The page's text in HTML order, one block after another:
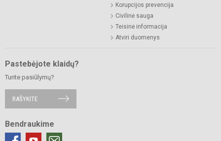
Korupcijos prevencija
Civilinė sauga
Teisinė informacija
Atviri duomenys
Pastebėjote klaidų?
Turite pasiūlymų?
RAŠYKITE
Bendraukime